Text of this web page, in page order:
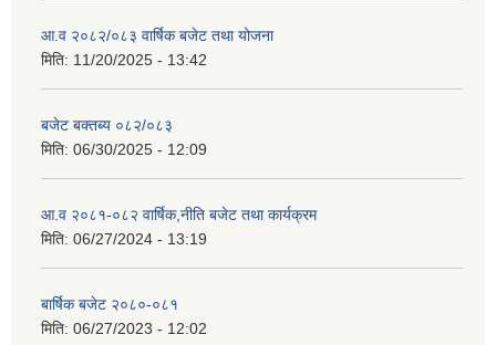
आ.व २०८२/०८३ वार्षिक बजेट तथा योजना
मिति: 11/20/2025 - 13:42
बजेट बक्तब्य ०८२/०८३
मिति: 06/30/2025 - 12:09
आ.व २०८१-०८२ वार्षिक,नीति बजेट तथा कार्यक्रम
मिति: 06/27/2024 - 13:19
बार्षिक बजेट २०८०-०८१
मिति: 06/27/2023 - 12:02